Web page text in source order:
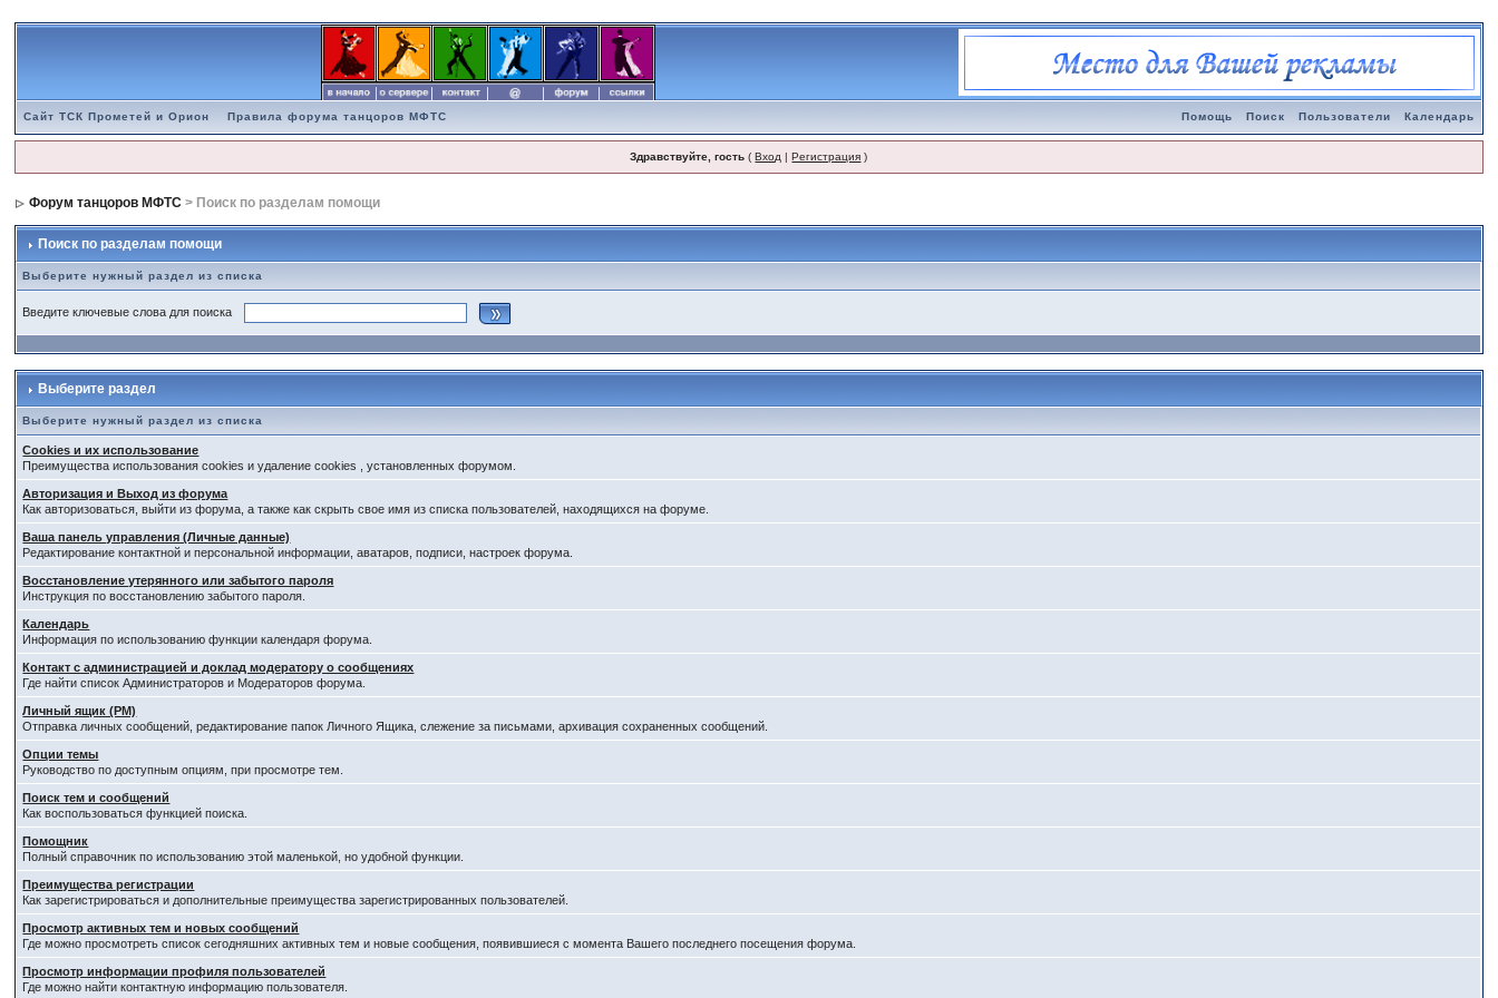
Сайт ТСК Прометей и Орион Правила форума танцоров МФТС Помощь Поиск Пользователи Календарь
Здравствуйте, гость (Вход |Регистрация )
Форум танцоров МФТС > Поиск по разделам помощи
Поиск по разделам помощи
Выберите нужный раздел из списка
Введите ключевые слова для поиска
Выберите раздел
Выберите нужный раздел из списка
Cookies и их использование
Преимущества использования cookies и удаление cookies , установленных форумом.
Авторизация и Выход из форума
Как авторизоваться, выйти из форума, а также как скрыть свое имя из списка пользователей, находящихся на форуме.
Ваша панель управления (Личные данные)
Редактирование контактной и персональной информации, аватаров, подписи, настроек форума.
Восстановление утерянного или забытого пароля
Инструкция по восстановлению забытого пароля.
Календарь
Информация по использованию функции календаря форума.
Контакт с администрацией и доклад модератору о сообщениях
Где найти список Администраторов и Модераторов форума.
Личный ящик (PM)
Отправка личных сообщений, редактирование папок Личного Ящика, слежение за письмами, архивация сохраненных сообщений.
Опции темы
Руководство по доступным опциям, при просмотре тем.
Поиск тем и сообщений
Как воспользоваться функцией поиска.
Помощник
Полный справочник по использованию этой маленькой, но удобной функции.
Преимущества регистрации
Как зарегистрироваться и дополнительные преимущества зарегистрированных пользователей.
Просмотр активных тем и новых сообщений
Где можно просмотреть список сегодняшних активных тем и новые сообщения, появившиеся с момента Вашего последнего посещения форума.
Просмотр информации профиля пользователей
Где можно найти контактную информацию пользователя.